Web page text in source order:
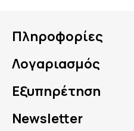
Πληροφορίες
Λογαριασμός
Εξυπηρέτηση
Newsletter